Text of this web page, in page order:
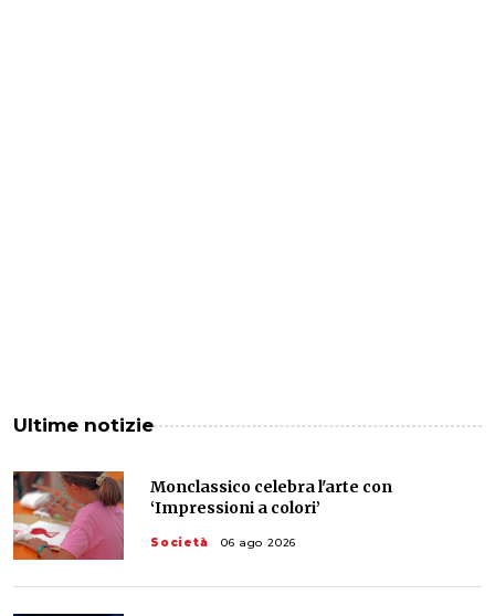
Ultime notizie
Monclassico celebra l'arte con
‘Impressioni a colori’
Società 06 ago 2026